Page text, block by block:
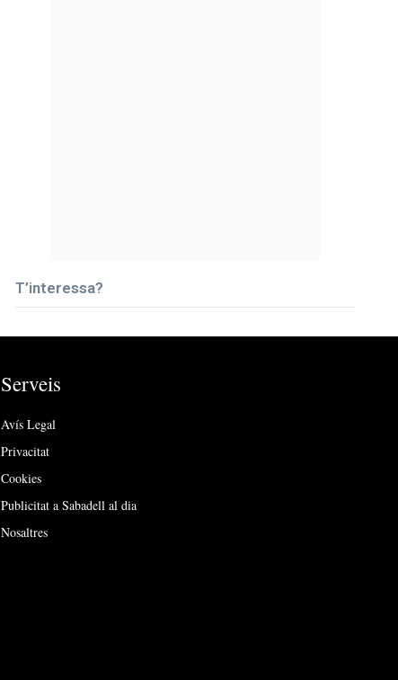
T’interessa?
Serveis
Avís Legal
Privacitat
Cookies
Publicitat a Sabadell al dia
Nosaltres